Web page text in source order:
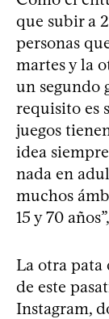
que subir a
personas
martes y la
un segundo
requisito es
juegos
idea
nada en
muchos
15 y 70
La otra pata
de este
Instagram,